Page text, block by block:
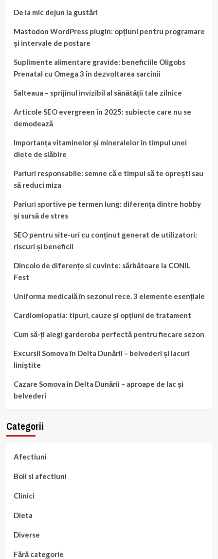
De la mic dejun la gustări
Mastodon WordPress plugin: opțiuni pentru programare
și intervale de postare
Suplimente alimentare gravide: beneficiile Oligobs
Prenatal cu Omega 3 în dezvoltarea sarcinii
Salteaua – sprijinul invizibil al sănătății tale zilnice
Articole SEO evergreen în 2025: subiecte care nu se
demodează
Importanța vitaminelor și mineralelor în timpul unei
diete de slăbire
Pariuri responsabile: semne că e timpul să te oprești sau
să reduci miza
Pariuri sportive pe termen lung: diferența dintre hobby
și sursă de stres
SEO pentru site-uri cu conținut generat de utilizatori:
riscuri și beneficii
Dincolo de diferențe si cuvinte: sărbătoare la CONIL
Fest
Uniforma medicală în sezonul rece. 3 elemente esențiale
Cardiomiopatia: tipuri, cauze și opțiuni de tratament
Cum să-ți alegi garderoba perfectă pentru fiecare sezon
Excursii Somova în Delta Dunării – belvederi și lacuri
liniștite
Cazare Somova în Delta Dunării – aproape de lac și
belvederi
Categorii
Afectiuni
Boli si afectiuni
Clinici
Dieta
Diverse
Fără categorie